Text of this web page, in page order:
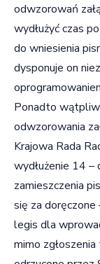
odwzorowań
wydłużyć czas
do wniesienia
dysponuje on
Ponadto
odwzorowania
Krajowa Rada
wydłużenie 14 –
zamieszczenia
się za doręczone
legis dla
mimo